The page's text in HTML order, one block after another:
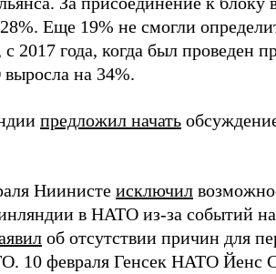
Еще 19% не смогли
2017 года, когда был проведен
на 34%.
предложил начать
Ниинисте исключил
в НАТО из-за событий
об отсутствии причин для
10 февраля Генсек НАТО Йенс